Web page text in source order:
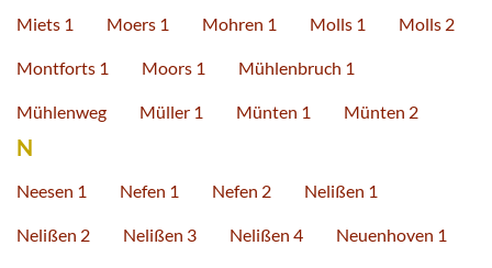
Miets 1 Moers 1 Mohren 1 Molls 1 Molls 2
Montforts 1 Moors 1 Mühlenbruch 1
Mühlenweg Müller 1 Münten 1 Münten 2
N
Neesen 1 Nefen 1 Nefen 2 Nelißen 1
Nelißen 2 Nelißen 3 Nelißen 4 Neuenhoven 1